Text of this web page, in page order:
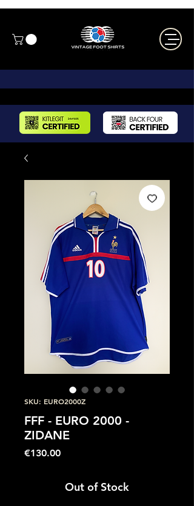
SKU: EURO2000Z
FFF - EURO 2000 -
ZIDANE
€130.00Price
Out of Stock